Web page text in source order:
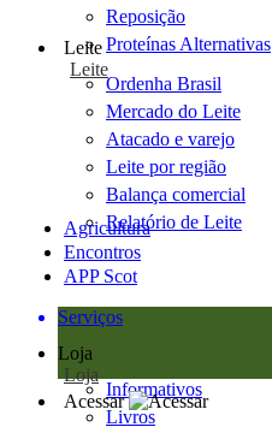
Reposição
Proteínas Alternativas
Leite
Leite
Ordenha Brasil
Mercado do Leite
Atacado e varejo
Leite por região
Balança comercial
Relatório de Leite
Agricultura
Encontros
APP Scot
Serviços
Loja
Loja
Informativos
Livros
Acessar